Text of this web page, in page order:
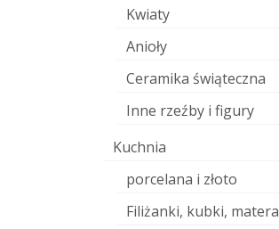
Garść ceramiki
Kwiaty
Anioły
Ceramika świąteczna
Inne rzeźby i figury
Kuchnia
porcelana i złoto
Filiżanki, kubki, matera